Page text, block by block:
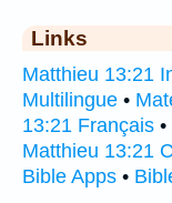
Links
Matthieu 13:21
Multilingue •
13:21 Français •
Matthieu 13:21
Bible Apps •